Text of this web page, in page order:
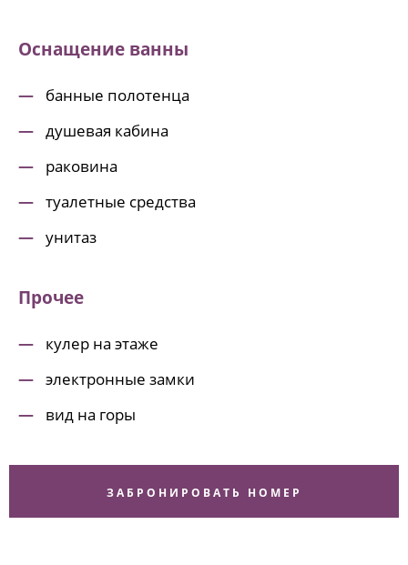
Оснащение ванны
банные полотенца
душевая кабина
раковина
туалетные средства
унитаз
Прочее
кулер на этаже
электронные замки
вид на горы
ЗАБРОНИРОВАТЬ НОМЕР